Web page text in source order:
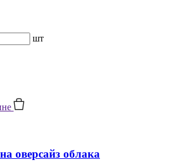
шт
оверсайз облака